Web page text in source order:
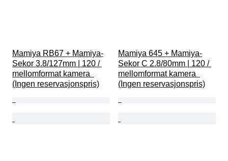
Mamiya RB67 + Mamiya-
Sekor 3.8/127mm | 120 /
mellomformat kamera
(Ingen reservasjonspris)
Mamiya 645 + Mamiya-
Sekor C 2.8/80mm | 120 /
mellomformat kamera
(Ingen reservasjonspris)